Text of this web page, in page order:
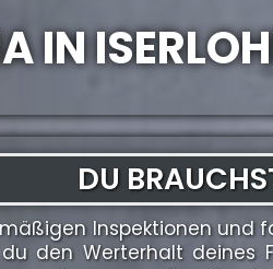
IN
DU
Inspektionen und
den Werterhalt deines